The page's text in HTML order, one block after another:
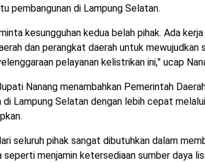
pembangunan di Lampung Selatan.
kesungguhan kedua belah pihak. Ada
dan perangkat daerah untuk mewujudkan
pelayanan kelistrikan ini,” ucap
Nanang menambahkan Pemerintah
di Lampung Selatan dengan lebih cepat
seluruh pihak sangat dibutuhkan dalam
seperti menjamin ketersediaan sumber daya